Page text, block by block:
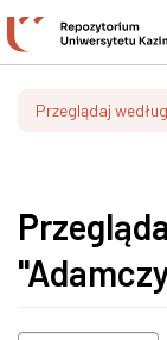
Przeglądaj